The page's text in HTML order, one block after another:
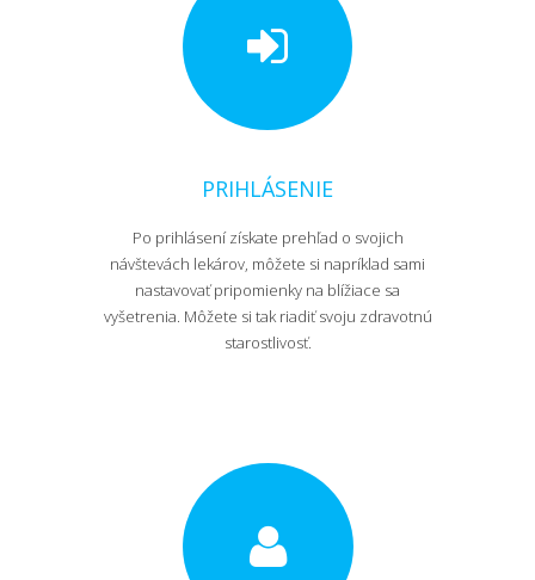
PRIHLÁSENIE
Po prihlásení získate prehľad o svojich
návštevách lekárov, môžete si napríklad sami
nastavovať pripomienky na blížiace sa
vyšetrenia. Môžete si tak riadiť svoju zdravotnú
starostlivosť.